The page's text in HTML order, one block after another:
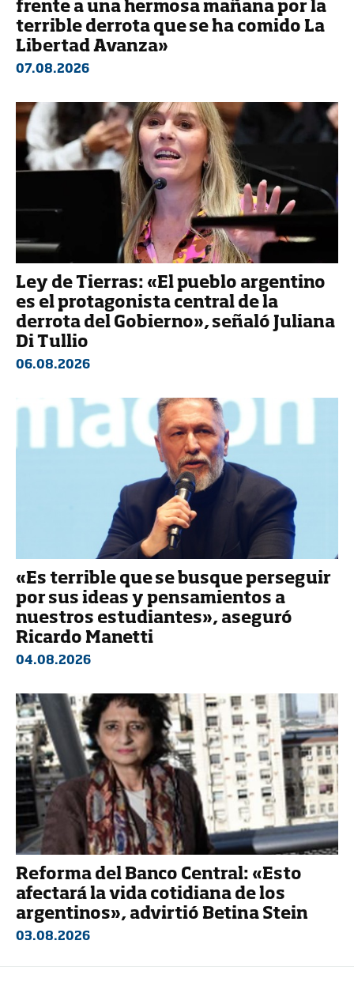
frente a una hermosa mañana por la
terrible derrota que se ha comido La
Libertad Avanza»
07.08.2026
Ley de Tierras: «El pueblo argentino
es el protagonista central de la
derrota del Gobierno», señaló Juliana
Di Tullio
06.08.2026
«Es terrible que se busque perseguir
por sus ideas y pensamientos a
nuestros estudiantes», aseguró
Ricardo Manetti
04.08.2026
Reforma del Banco Central: «Esto
afectará la vida cotidiana de los
argentinos», advirtió Betina Stein
03.08.2026